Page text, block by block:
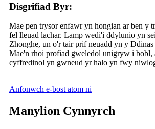
Disgrifiad Byr:
Mae pen trysor enfawr yn hongian ar ben y
fel lleuad lachar. Lamp wedi'i ddylunio yn
Zhonghe, un o'r tair prif neuadd yn y Ddinas
Mae'n rhoi profiad gweledol unigryw i bobl,
cyffredinol yn gwneud yr halo yn fwy
Anfonwch e-bost atom ni
Manylion Cynnyrch